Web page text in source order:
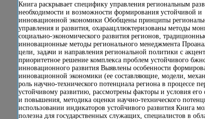
Книга раскрывает специфику управления региональным
необходимости и возможности формирования устойчивой и
инновационной экономики Обобщены принципы
управления и развития, охараацллюктеризованы методы
социально-экономического развития регионов,
инновационные методы регионального менеджмента
цели, задачи и направления региональной политики с
приоритетное решение комплекса проблем устойчивого
инновационного развития Выявлены особенности
инновационной экономики (ее составляющие, модели,
роль научно-технического потенциала региона в процессе
устойчивому развитию, рассмотрены факторы и условия
и повышения, методика оценки научно-технического
использовании индикаторов устойчивого развития Книга
полезна для государственных служащих, специалистов в